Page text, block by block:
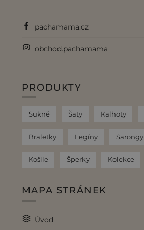
pachamama.cz
obchod.pachamama
PRODUKTY
Sukně Šaty Kalhoty
Braletky Legíny Sarongy
Košile Šperky Kolekce
MAPA STRÁNEK
Úvod